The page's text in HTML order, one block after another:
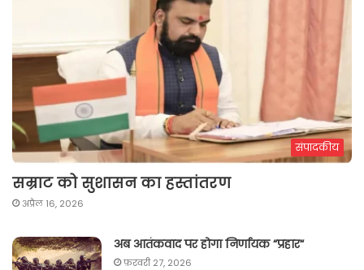
संपादकीय
सम्राट को सुशासन का हस्तांतरण
अप्रैल 16, 2026
अब आतंकवाद पर होगा निर्णायक “प्रहार“
फ़रवरी 27, 2026